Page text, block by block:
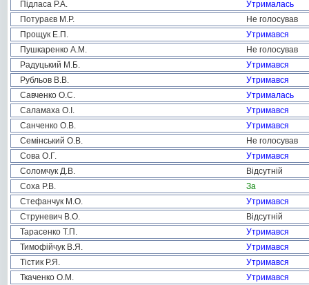
Підласа Р.А.
Утрималась
Потураєв М.Р.
Не голосував
Прощук Е.П.
Утримався
Пушкаренко А.М.
Не голосував
Радуцький М.Б.
Утримався
Рубльов В.В.
Утримався
Савченко О.С.
Утрималась
Саламаха О.І.
Утримався
Санченко О.В.
Утримався
Семінський О.В.
Не голосував
Сова О.Г.
Утримався
Соломчук Д.В.
Відсутній
Соха Р.В.
За
Стефанчук М.О.
Утримався
Струневич В.О.
Відсутній
Тарасенко Т.П.
Утримався
Тимофійчук В.Я.
Утримався
Тістик Р.Я.
Утримався
Ткаченко О.М.
Утримався